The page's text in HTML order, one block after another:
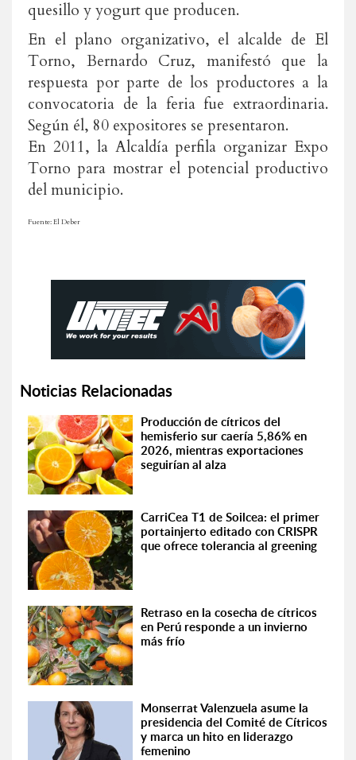
quesillo y yogurt que producen.
En el plano organizativo, el alcalde de El
Torno, Bernardo Cruz, manifestó que la
respuesta por parte de los productores a la
convocatoria de la feria fue extraordinaria.
Según él, 80 expositores se presentaron.
En 2011, la Alcaldía perfila organizar Expo
Torno para mostrar el potencial productivo
del municipio.
Fuente: El Deber
Noticias Relacionadas
Producción de cítricos del
hemisferio sur caería 5,86% en
2026, mientras exportaciones
seguirían al alza
CarriCea T1 de Soilcea: el primer
portainjerto editado con CRISPR
que ofrece tolerancia al greening
Retraso en la cosecha de cítricos
en Perú responde a un invierno
más frío
Monserrat Valenzuela asume la
presidencia del Comité de Cítricos
y marca un hito en liderazgo
femenino